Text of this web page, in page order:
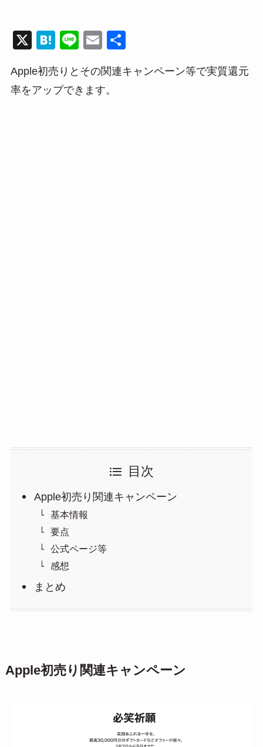
X
H
e
n
Li
e
E
ail
Apple初売りとその関連キャンペーン等で実質還元
率をアップできます。
目次
Apple初売り関連キャンペーン
基本情報
要点
公式ページ等
感想
まとめ
Apple初売り関連キャンペーン